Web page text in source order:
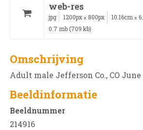
web-res
jpg 1200px x 800px 10.16cm x
0.7 mb (709 kb)
Omschrijving
Adult male Jefferson Co., CO June
Beeldinformatie
Beeldnummer
214916